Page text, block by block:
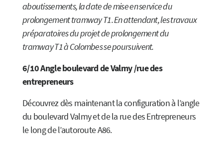
aboutissements, la date de mise en service du
prolongement tramway T1. En attendant, les travaux
préparatoires du projet de prolongement du
tramway T1 à Colombes se poursuivent.
6/10 Angle boulevard de Valmy /rue des
entrepreneurs
Découvrez dès maintenant la configuration à l’angle
du boulevard Valmy et de la rue des Entrepreneurs
le long de l’autoroute A86.